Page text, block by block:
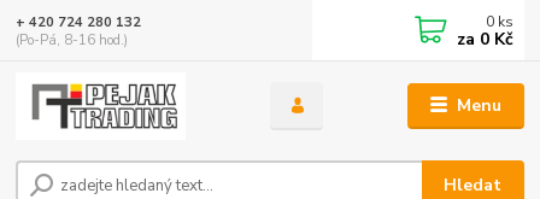
Menu
Hledat
+ 420 724 280 132
(Po-Pá, 8-16 hod.)
0 ks
za 0 Kč